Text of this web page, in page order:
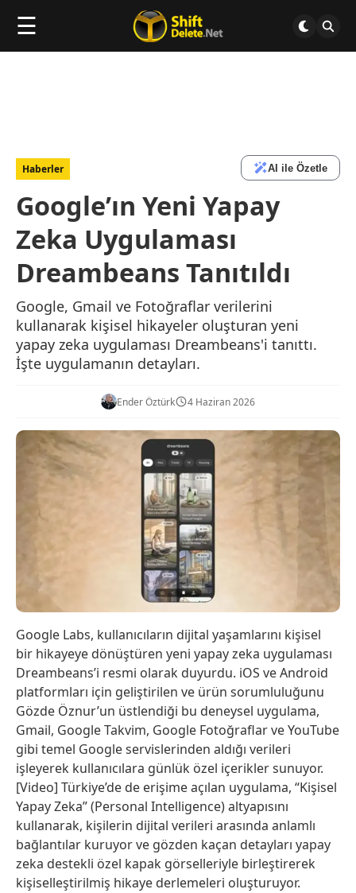
☰
Haberler AI ile Özetle
Google’ın Yeni Yapay
Zeka Uygulaması
Dreambeans Tanıtıldı
Google, Gmail ve Fotoğraflar verilerini
kullanarak kişisel hikayeler oluşturan yeni
yapay zeka uygulaması Dreambeans'i tanıttı.
İşte uygulamanın detayları.
Ender Öztürk 4 Haziran 2026
Google Labs, kullanıcıların dijital yaşamlarını kişisel
bir hikayeye dönüştüren yeni yapay zeka uygulaması
Dreambeans’i resmi olarak duyurdu. iOS ve Android
platformları için geliştirilen ve ürün sorumluluğunu
Gözde Öznur’un üstlendiği bu deneysel uygulama,
Gmail, Google Takvim, Google Fotoğraflar ve YouTube
gibi temel Google servislerinden aldığı verileri
işleyerek kullanıcılara günlük özel içerikler sunuyor.
[Video] Türkiye’de de erişime açılan uygulama, “Kişisel
Yapay Zeka” (Personal Intelligence) altyapısını
kullanarak, kişilerin dijital verileri arasında anlamlı
bağlantılar kuruyor ve gözden kaçan detayları yapay
zeka destekli özel kapak görselleriyle birleştirerek
kişiselleştirilmiş hikaye derlemeleri oluşturuyor.